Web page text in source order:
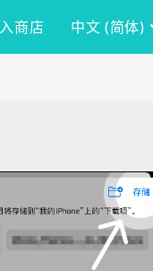
商店 中文 (简体)